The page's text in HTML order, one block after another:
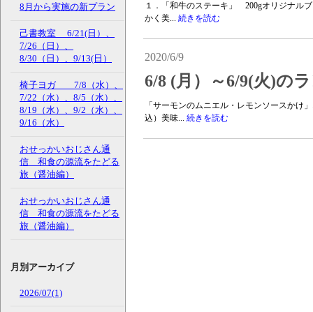
8月から実施の新プラン
己書教室 6/21(日）、
7/26（日）、
8/30（日）、9/13(日）
椅子ヨガ 7/8（水）、
7/22（水）、8/5（水）、
8/19（水）、9/2（水）、
9/16（水）
おせっかいおじさん通
信 和食の源流をたどる
旅（醤油編）
おせっかいおじさん通
信 和食の源流をたどる
旅（醤油編）
月別アーカイブ
2026/07(1)
１．「和牛のステーキ」 200gオリジナ
かく美... 続きを読む
2020/6/9
6/8 (月）～6/9(火)の
「サーモンのムニエル・レモンソースか
込）美味... 続きを読む